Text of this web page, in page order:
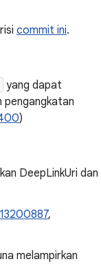
commit ini.
yang dapat
pengangkatan
)
DeepLinkUri dan
,
melampirkan